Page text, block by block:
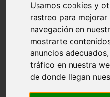
Usamos cookies y
rastreo para
navegación en
mostrarte
anuncios
tráfico en nuestra
de donde llegan